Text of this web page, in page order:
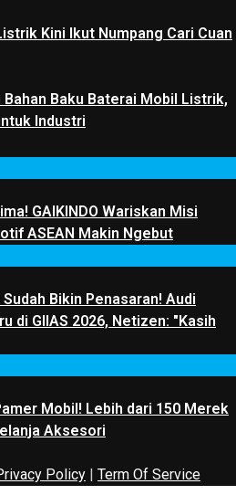
Kini Ikut Numpang Cari Cuan
Baku Baterai Mobil Listrik,
Industri
GAIKINDO Wariskan Misi
ASEAN Makin Ngebut
Bikin Penasaran! Audi
di GIIAS 2026, Netizen: "Kasih
Mobil! Lebih dari 150 Merek
Aksesori
Policy | Term Of Service